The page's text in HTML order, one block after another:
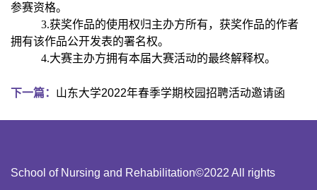
参赛资格。
3.获奖作品的使用权归主办方所有，获奖作品的作者
拥有该作品公开发表的署名权。
4.大赛主办方拥有本届大赛活动的最终解释权。
下一篇： 山东大学2022年春季学期校园招聘活动邀请函
School of Nursing and Rehabilitation©2022 All rights